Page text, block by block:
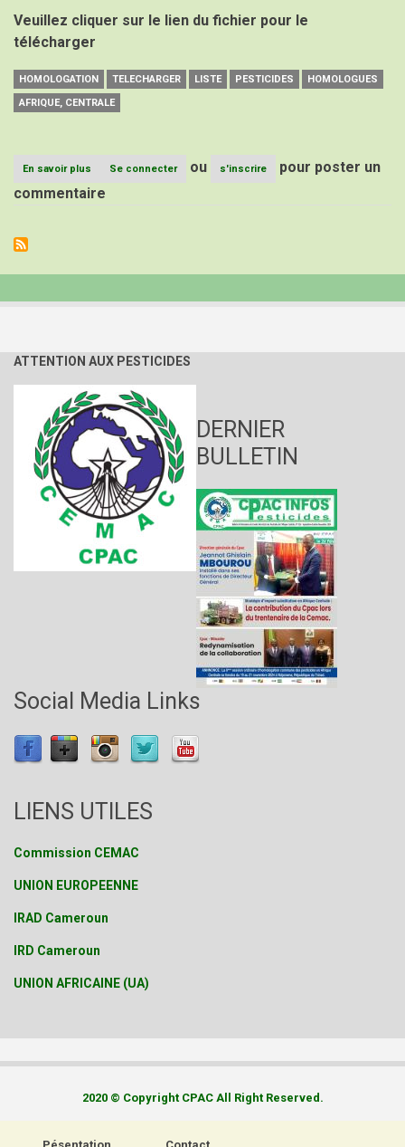
Veuillez cliquer sur le lien du fichier pour le
télécharger
HOMOLOGATION TELECHARGER LISTE PESTICIDES
HOMOLOGUES
AFRIQUE, CENTRALE
En savoir plus
Liste
des
Centrale
Se connecter ou s'inscrire
pour poster un
commentaire
ATTENTION AUX PESTICIDES
DERNIER
BULLETIN
Social Media Links
LIENS UTILES
Commission CEMAC
UNION EUROPEENNE
IRAD Cameroun
IRD Cameroun
UNION AFRICAINE (UA)
2020 © Copyright CPAC All Right Reserved.